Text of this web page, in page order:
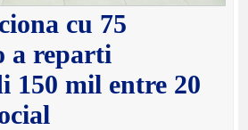
cu 75
a reparti
150 mil entre 20